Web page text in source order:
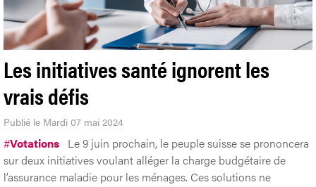
Les initiatives santé ignorent les
vrais défis
Publié le Mardi 07 mai 2024
#Votations Le 9 juin prochain, le peuple suisse se prononcera
sur deux initiatives voulant alléger la charge budgétaire de
l’assurance maladie pour les ménages. Ces solutions ne